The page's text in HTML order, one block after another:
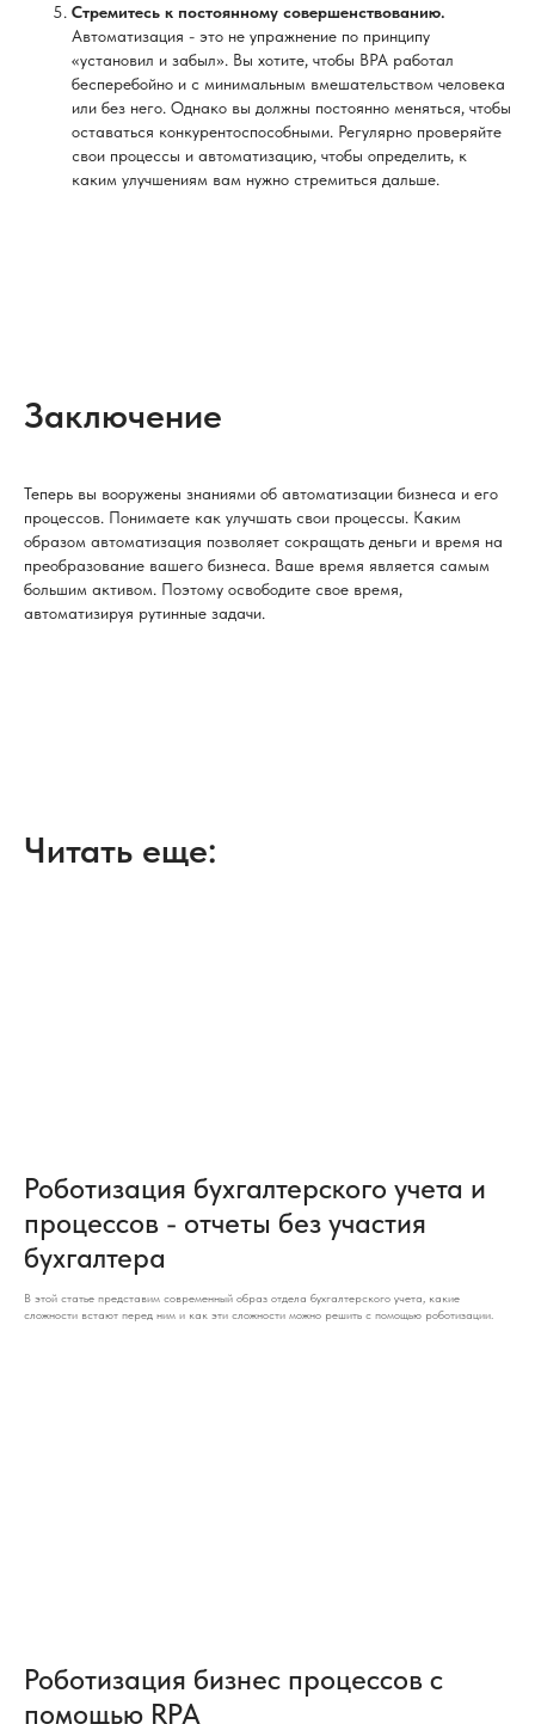
Стремитесь к постоянному совершенствованию.
Автоматизация - это не упражнение по принципу
«установил и забыл». Вы хотите, чтобы BPA работал
бесперебойно и с минимальным вмешательством человека
или без него. Однако вы должны постоянно меняться, чтобы
оставаться конкурентоспособными. Регулярно проверяйте
свои процессы и автоматизацию, чтобы определить, к
каким улучшениям вам нужно стремиться дальше.
Заключение
Теперь вы вооружены знаниями об автоматизации бизнеса и его
процессов. Понимаете как улучшать свои процессы. Каким
образом автоматизация позволяет сокращать деньги и время на
преобразование вашего бизнеса. Ваше время является самым
большим активом. Поэтому освободите свое время,
автоматизируя рутинные задачи.
Читать еще:
Роботизация бухгалтерского учета и
процессов - отчеты без участия
бухгалтера
В этой статье представим современный образ отдела бухгалтерского учета, какие
сложности встают перед ним и как эти сложности можно решить с помощью роботизации.
Роботизация бизнес процессов с
помощью RPA